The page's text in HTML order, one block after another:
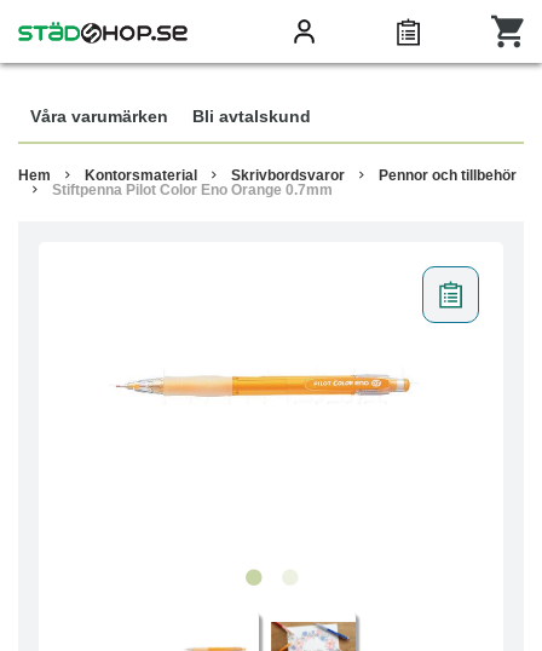
Våra varumärken Bli avtalskund
Hem Kontorsmaterial Skrivbordsvaror
Pennor och tillbehör
Stiftpenna Pilot Color Eno Orange 0.7mm